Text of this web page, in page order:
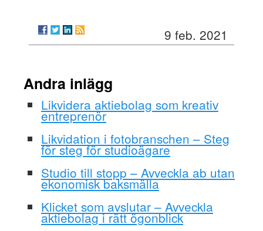
9 feb. 2021
Andra inlägg
Likvidera aktiebolag som kreativ
entreprenör
Likvidation i fotobranschen – Steg
för steg för studioägare
Studio till stopp – Avveckla ab utan
ekonomisk baksmälla
Klicket som avslutar – Avveckla
aktiebolag i rätt ögonblick